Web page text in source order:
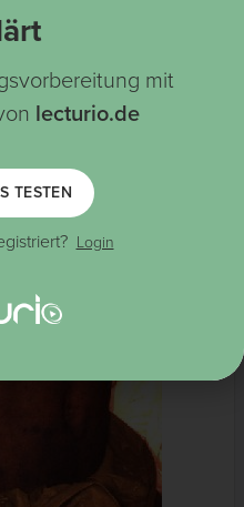
serologische Tests
mit
lecturio.de
TESTEN
Login